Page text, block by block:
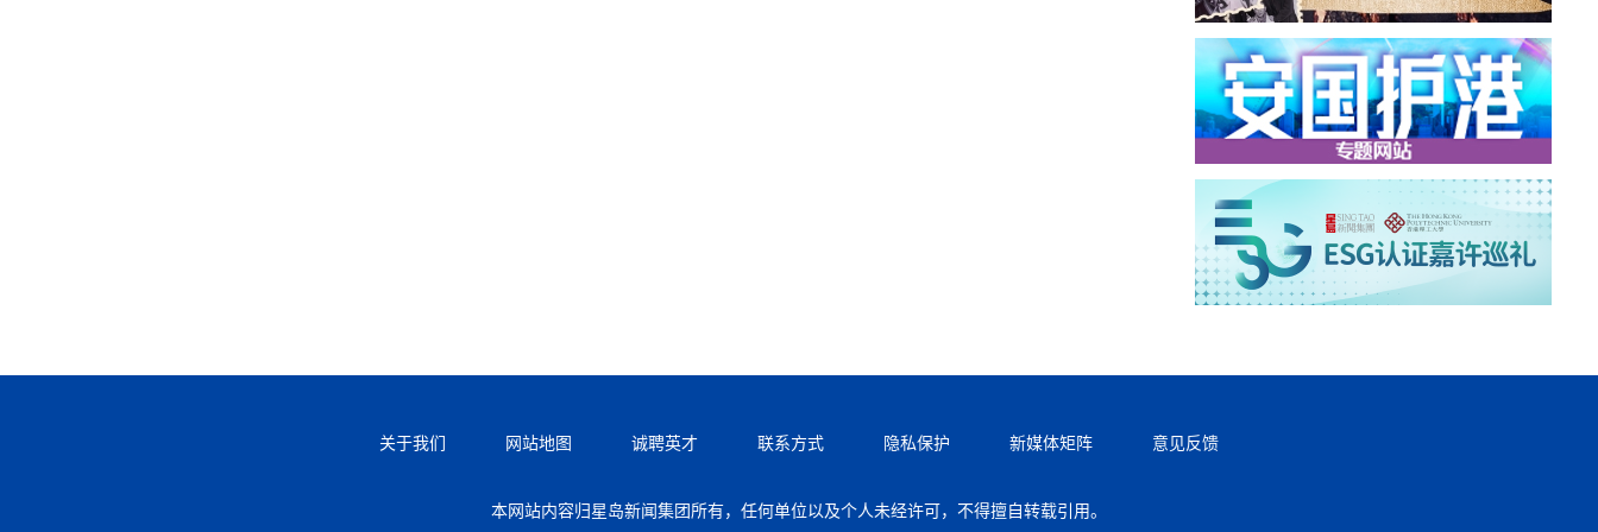
关于我们 网站地图 诚聘英才 联系方式 隐私保护 新媒体矩阵 意见反馈
本网站内容归星岛新闻集团所有，任何单位以及个人未经许可，不得擅自转载引用。